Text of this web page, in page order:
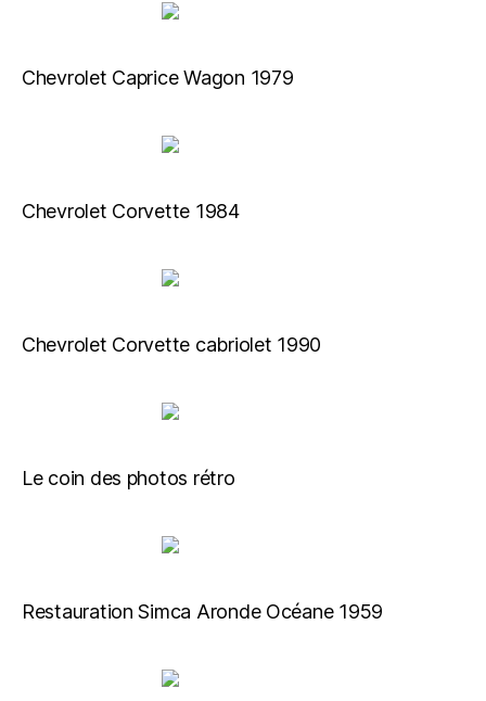
Chevrolet Caprice Wagon 1979
Chevrolet Corvette 1984
Chevrolet Corvette cabriolet 1990
Le coin des photos rétro
Restauration Simca Aronde Océane 1959